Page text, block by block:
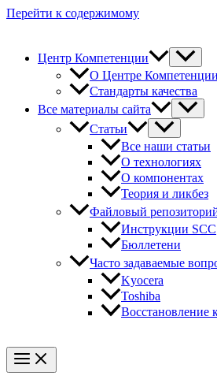
Перейти к содержимому
Центр Компетенции
О Центре Компетенции
Стандарты качества
Все материалы сайта
Статьи
Все наши статьи
О технологиях
О компонентах
Теория и ликбез
Файловый
Инструкции SCC
Бюллетени
Часто задаваемые
Kyocera
Toshiba
Восстановление